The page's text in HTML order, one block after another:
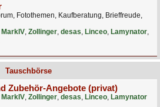
Fotothemen, Kaufberatung, Brieffreude,
MarkIV, Zollinger, desas, Linceo, Lamynator,
Tauschbörse
Zubehör-Angebote (privat)
MarkIV, Zollinger, desas, Linceo, Lamynator